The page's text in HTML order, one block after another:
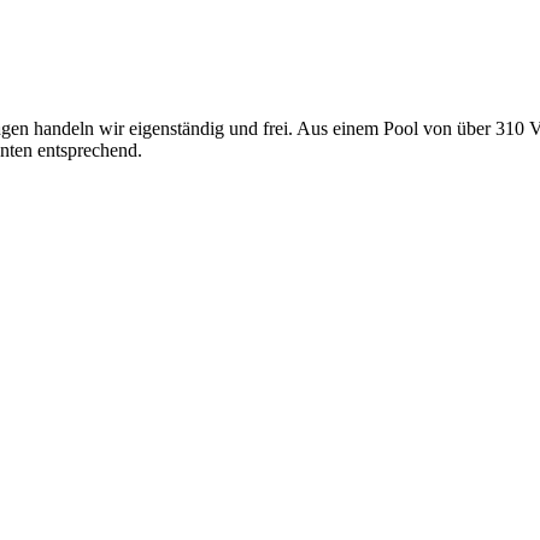
handeln wir eigenständig und frei. Aus einem Pool von über 310
entsprechend.